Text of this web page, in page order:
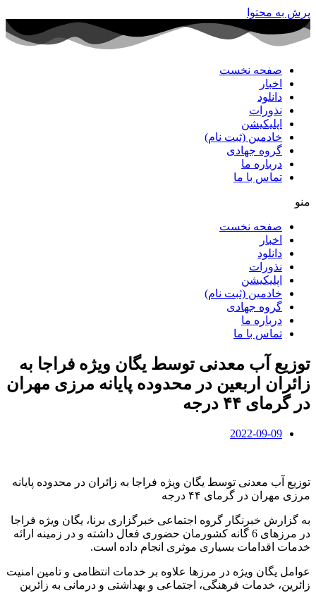
پرش به محتوا
صفحه نخست
اخبار
دانلود
نذورات
اپلیکیشن
خادمین (ثبت نام)
گروه جهادی
درباره ما
تماس با ما
منو
صفحه نخست
اخبار
دانلود
نذورات
اپلیکیشن
خادمین (ثبت نام)
گروه جهادی
درباره ما
تماس با ما
توزیع آب معدنی توسط یگان ویژه فراجا به
زائران اربعین در محدوده پایانه مرزی مهران
در گرمای ۴۴ درجه
2022-09-09
توزیع آب معدنی توسط یگان ویژه فراجا به زائران در محدوده پایانه
مرزی مهران در گرمای ۴۴ درجه
به گزارش خبرنگار گروه اجتماعی خبرگزاری برنا، یگان ویژه فراجا
در مرزهای 6 گانه کشورمان حضوری فعال داشته و در زمینه ارائه
خدمات اقدامات بسیاری موثری انجام داده است.
عوامل یگان ویژه در مرزها علاوه بر خدمات انتظامی و تامین امنیت
زائرین، خدمات فرهنگی، اجتماعی و بهداشتی و درمانی به زائرین